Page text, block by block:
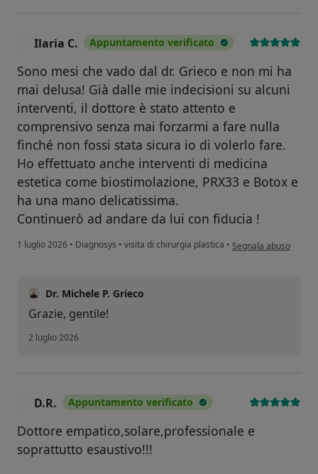
Ilaria C. Appuntamento verificato
Sono mesi che vado dal dr. Grieco e non mi ha
mai delusa! Già dalle mie indecisioni su alcuni
interventi, il dottore è stato attento e
comprensivo senza mai forzarmi a fare nulla
finché non fossi stata sicura io di volerlo fare.
Ho effettuato anche interventi di medicina
estetica come biostimolazione, PRX33 e Botox e
ha una mano delicatissima.
Continuerò ad andare da lui con fiducia !
1 luglio 2026 • Diagnosys • visita di chirurgia plastica • secondo l'opinione
Segnala abuso
Dr. Michele P. Grieco
Grazie, gentile!
2 luglio 2026
D.R. Appuntamento verificato
Dottore empatico,solare,professionale e
soprattutto esaustivo!!!